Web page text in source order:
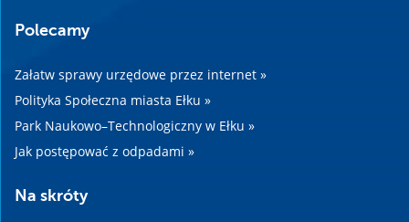
Polecamy
Załatw sprawy urzędowe przez internet »
Polityka Społeczna miasta Ełku »
Park Naukowo–Technologiczny w Ełku »
Jak postępować z odpadami »
Na skróty